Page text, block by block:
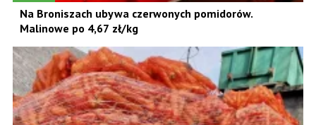
Na Broniszach ubywa czerwonych pomidorów.
Malinowe po 4,67 zł/kg